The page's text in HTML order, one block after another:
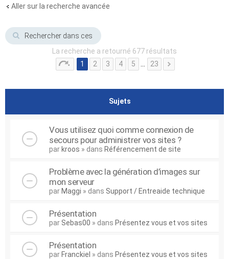
Aller sur la recherche avancée
La recherche a retourné 677 résultats
1
2 3 4 5 23
Sujets
Vous utilisez quoi comme connexion de
secours pour administrer vos sites ?
par kroos » dans Référencement de site
Problème avec la génération d’images sur
mon serveur
par Maggi » dans Support / Entreaide technique
Présentation
par Sebas00 » dans Présentez vous et vos sites
Présentation
par Franckiel » dans Présentez vous et vos sites